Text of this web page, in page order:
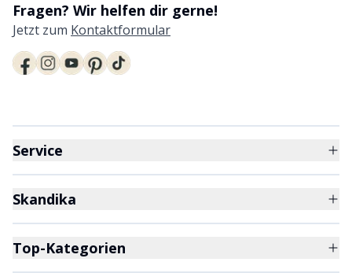
Fragen? Wir helfen dir gerne!
Jetzt zum Kontaktformular
Service
Skandika
Top-Kategorien